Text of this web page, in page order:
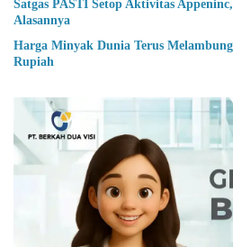
Satgas PASTI Setop Aktivitas
Alasannya
Harga Minyak Dunia Terus
Rupiah